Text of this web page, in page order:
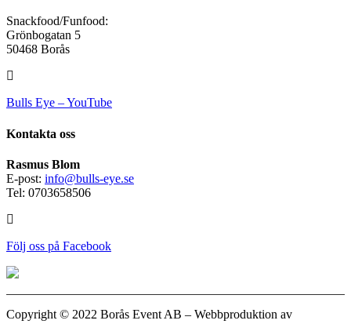
Snackfood/Funfood:
Grönbogatan 5
50468 Borås
Bulls Eye – YouTube
Kontakta oss
Rasmus Blom
E-post: info@bulls-eye.se
Tel: 0703658506
Följ oss på Facebook
Copyright © 2022 Borås Event AB – Webbproduktion av